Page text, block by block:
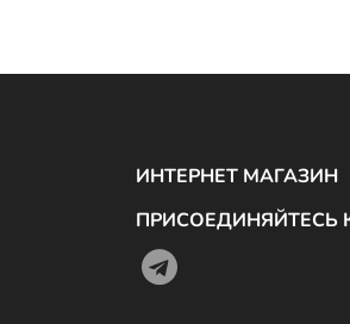
ИНТЕРНЕТ МАГАЗИН
ПРИСОЕДИНЯЙТЕСЬ